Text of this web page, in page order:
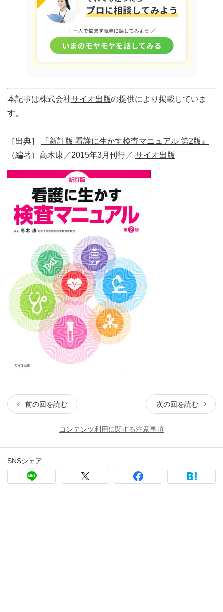
本記事は株式会社サイオ出版の提供により掲載していま
す。
［出典］
『新訂版 看護に生かす検査マニュアル 第2版』
（編著）高木康／2015年3月刊行／ サイオ出版
前の回を読む 次の回を読む
コンテンツ利用に関する注意事項
SNSシェア